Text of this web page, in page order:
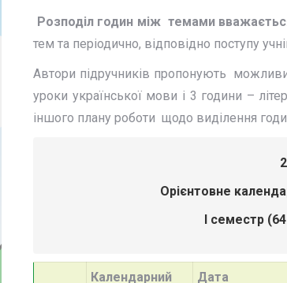
Розподіл годин між темами
тем та періодично, відповідно поступу
Автори підручників пропонують
уроки української мови і 3 години –
іншого плану роботи щодо виділення
2
Орієнтовне календарне
І семестр
Календарний Дата